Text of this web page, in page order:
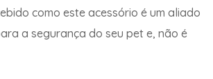
como este acessório é um aliado
a segurança do seu pet e, não é